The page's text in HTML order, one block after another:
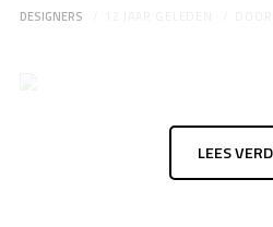
DESIGNERS
LEES